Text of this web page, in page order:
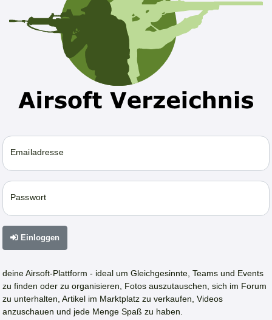
Emailadresse
Passwort
Einloggen
deine Airsoft-Plattform - ideal um Gleichgesinnte, Teams und Events
zu finden oder zu organisieren, Fotos auszutauschen, sich im Forum
zu unterhalten, Artikel im Marktplatz zu verkaufen, Videos
anzuschauen und jede Menge Spaß zu haben.